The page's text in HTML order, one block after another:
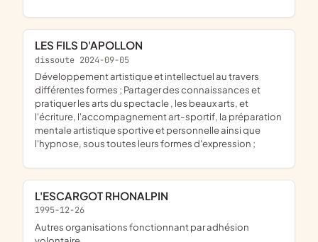
LES FILS D'APOLLON
dissoute 2024-09-05
développement artistique et intellectuel au travers
différentes formes ; Partager des connaissances et
pratiquer les arts du spectacle , les beaux arts, et
l'écriture, l'accompagnement art-sportif, la préparation
mentale artistique sportive et personnelle ainsi que
l'hypnose, sous toutes leurs formes d'expression ;
L'ESCARGOT RHONALPIN
1995-12-26
Autres organisations fonctionnant par adhésion